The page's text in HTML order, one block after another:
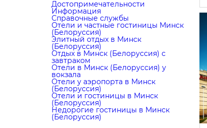
Достопримечательности
Информация
Справочные службы
Отели и частные гостиницы Минск
(Белоруссия)
Элитный отдых в Минск
(Белоруссия)
Отдых в Минск (Белоруссия) с
завтраком
Отели в Минск (Белоруссия) у
вокзала
Отели у аэропорта в Минск
(Белоруссия)
Отели и гостиницы в Минск
(Белоруссия)
Недорогие гостиницы в Минск
(Белоруссия)